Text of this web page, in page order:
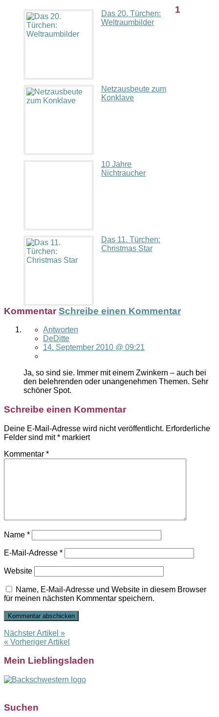
Das 20. Türchen:
Weltraumbilder
Netzausbeute zum
Konklave
10 Jahre
Nichtraucher
Das 11. Türchen:
Christmas Star
1
KommentarSchreibe einen Kommentar
Antworten
DeDitte
14. September 2010 @ 09:21
Ja, so sind sie. Immer mit einem Zwinkern – auch bei
den belehrenden oder unangenehmen Themen. Sehr
schöner Spot.
Schreibe einen Kommentar
Deine E-Mail-Adresse wird nicht veröffentlicht. Erforderliche
Felder sind mit* markiert
Kommentar *
Name *
E-Mail-Adresse *
Website
Name, E-Mail-Adresse und Website in diesem Browser
für meinen nächsten Kommentar speichern.
Nächster Artikel »
« Vorheriger Artikel
Mein Lieblingsladen
Suchen